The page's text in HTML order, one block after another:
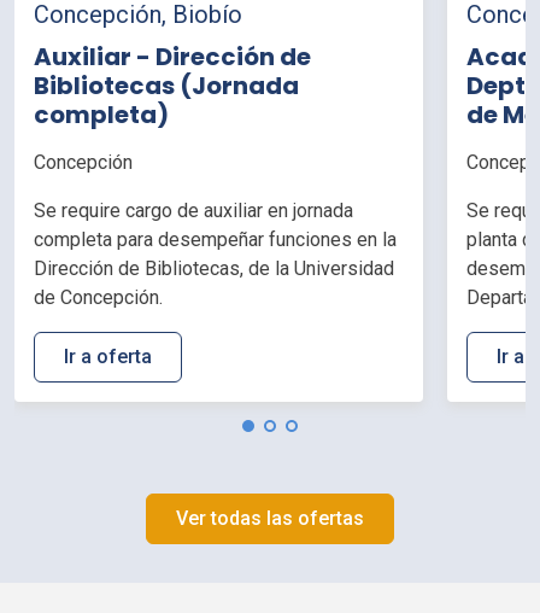
Concepción, Biobío
Auxiliar - Dirección de
Bibliotecas (Jornada
completa)
Concepción
Se require cargo de auxiliar en jornada
completa para desempeñar funciones en la
Dirección de Bibliotecas, de la Universidad
de Concepción.
Ir a oferta
de
Se
planta
Ir a
Ver todas las ofertas